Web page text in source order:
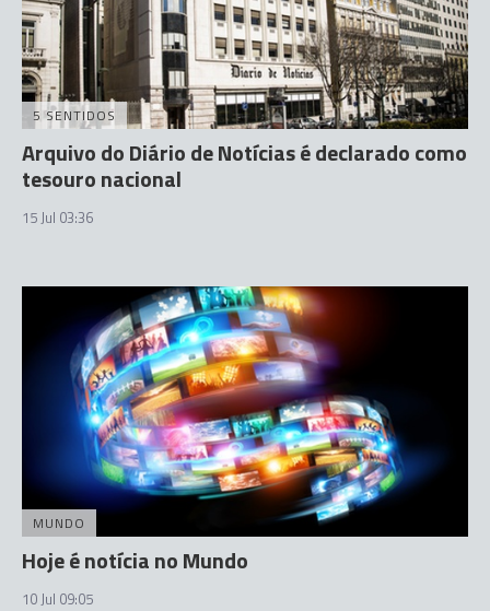
5 SENTIDOS
Arquivo do Diário de Notícias é declarado como
tesouro nacional
15 Jul 03:36
MUNDO
Hoje é notícia no Mundo
10 Jul 09:05